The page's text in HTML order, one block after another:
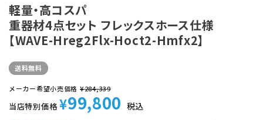
軽量・高コスパ
重器材4点セット フレックスホース仕様
【WAVE-Hreg2Flx-Hoct2-Hmfx2】
送料無料
メーカー希望小売価格 ¥284,339
当店特別価格 ¥99,800 税込